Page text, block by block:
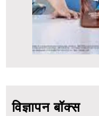
विज्ञापन बॉक्स